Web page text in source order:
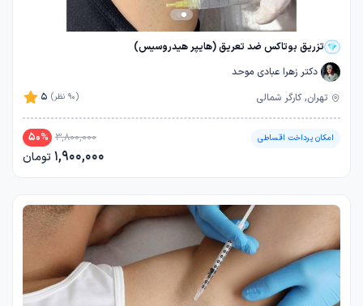
تزریق بوتاکس ضد تعریق (هایپر هیدروسیس)
دکتر زهرا عبادی موحد
5
(90 نظر) تهران, کارگر شمالی
امکان پرداخت اقساطی 3,800,000
50%
1,900,000تومان